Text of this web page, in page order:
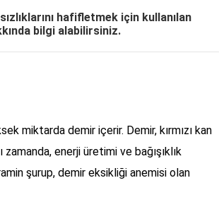
hafifletmek için kullanılan
bilgi alabilirsiniz.
miktarda demir içerir. Demir, kırmızı kan
enerji üretimi ve bağışıklık
şurup, demir eksikliği anemisi olan